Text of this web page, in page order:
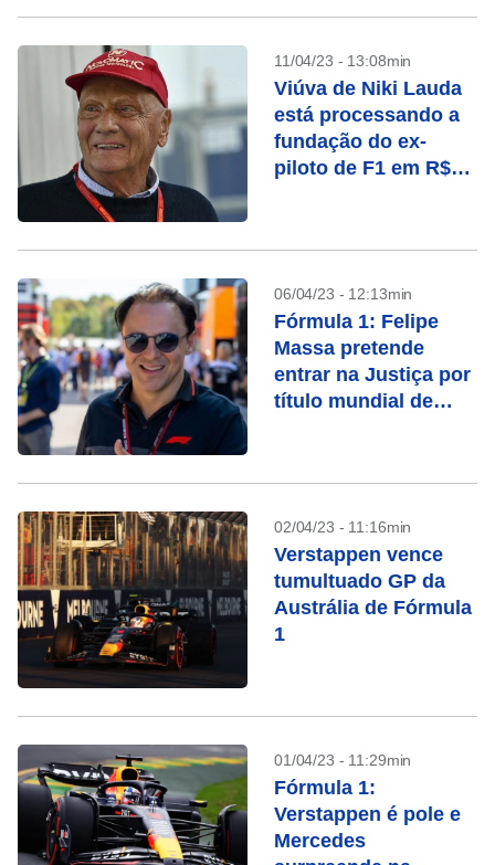
11/04/23 - 13:08min
Viúva de Niki Lauda
está processando a
fundação do ex-
piloto de F1 em R$
06/04/23 - 12:13min
Fórmula 1: Felipe
Massa pretende
entrar na Justiça por
título mundial de
02/04/23 - 11:16min
Verstappen vence
tumultuado GP da
Austrália de Fórmula
1
01/04/23 - 11:29min
Fórmula 1:
Verstappen é pole e
Mercedes